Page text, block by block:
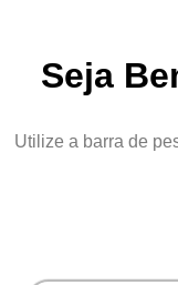
Seja
Utilize a barra de